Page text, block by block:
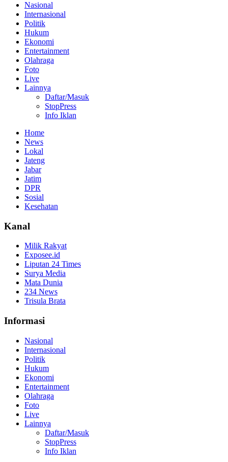
Nasional
Internasional
Politik
Hukum
Ekonomi
Entertainment
Olahraga
Foto
Live
Lainnya
Daftar/Masuk
StopPress
Info Iklan
Home
News
Lokal
Jateng
Jabar
Jatim
DPR
Sosial
Kesehatan
Kanal
Milik Rakyat
Exposee.id
Liputan 24 Times
Surya Media
Mata Dunia
234 News
Trisula Brata
Informasi
Nasional
Internasional
Politik
Hukum
Ekonomi
Entertainment
Olahraga
Foto
Live
Lainnya
Daftar/Masuk
StopPress
Info Iklan